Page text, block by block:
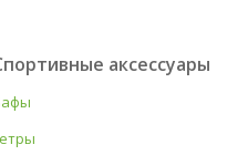
аксессуары